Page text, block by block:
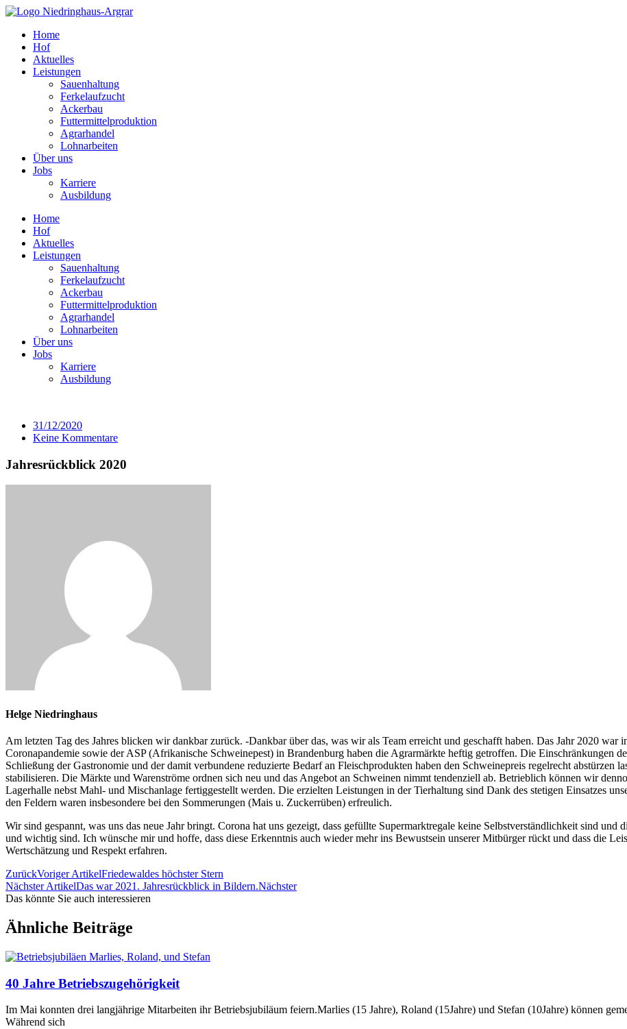
Zum
springenHome
Hof
Aktuelles
Leistungen
Sauenhaltung
Ferkelaufzucht
Ackerbau
Futtermittelproduktion
Agrarhandel
Lohnarbeiten
Über uns
Jobs
Karriere
Ausbildung
Home
Hof
Aktuelles
Leistungen
Sauenhaltung
Ferkelaufzucht
Ackerbau
Futtermittelproduktion
Agrarhandel
Lohnarbeiten
Über uns
Jobs
Karriere
Ausbildung
31/12/2020
Keine Kommentare
Jahresrückblick 2020
Helge Niedringhaus
Am letzten Tag des Jahres blicken wir dankbar zurück. -Dankbar über das, was wir als Team erreicht und geschafft haben. Das Jahr 2020
Coronapandemie sowie der ASP (Afrikanische Schweinepest) in Brandenburg haben die Agrarmärkte heftig getroffen. Die Einschränkungen
Schließung der Gastronomie und der damit verbundene reduzierte Bedarf an Fleischprodukten haben den Schweinepreis regelrecht abstürzen
stabilisieren. Die Märkte und Warenströme ordnen sich neu und das Angebot an Schweinen nimmt tendenziell ab. Betrieblich können wir
Lagerhalle nebst Mahl- und Mischanlage fertiggestellt werden. Die erzielten Leistungen in der Tierhaltung sind Dank des stetigen Einsatzes
den Feldern waren insbesondere bei den Sommerungen (Mais u. Zuckerrüben) erfreulich.
Wir sind gespannt, was uns das neue Jahr bringt. Corona hat uns gezeigt, dass gefüllte Supermarktregale keine Selbstverständlichkeit sind
und wichtig sind. Ich wünsche mir und hoffe, dass diese Erkenntnis auch wieder mehr ins Bewustsein unserer Mitbürger rückt und dass die
Wertschätzung und Respekt erfahren.
ZurückVoriger ArtikelFriedewaldes höchster Stern
Nächster ArtikelDas war 2021. Jahresrückblick in Bildern.Nächster
Das könnte Sie auch interessieren
Ähnliche Beiträge
40 Jahre Betriebszugehörigkeit
Im Mai konnten drei langjährige Mitarbeiten ihr Betriebsjubiläum feiern.Marlies (15 Jahre), Roland (15Jahre) und Stefan (10Jahre) können
Während sich